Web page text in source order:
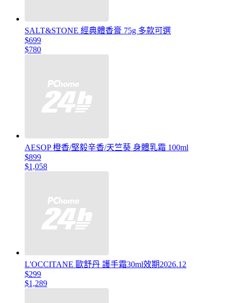
SALT&STONE 經典體香膏 75g 多款可選
$699
$780
AESOP 橙香/堅毅辛香/天竺葵 身體乳霜 100ml
$899
$1,058
L'OCCITANE 歐舒丹 護手霜30ml效期2026.12
$299
$1,289